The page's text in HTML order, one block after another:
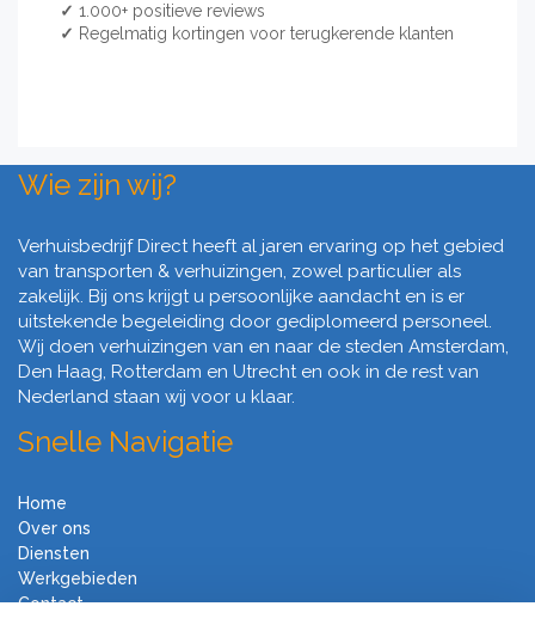
✓ 1.000+ positieve reviews
✓ Regelmatig kortingen voor terugkerende klanten
Wie zijn wij?
Verhuisbedrijf Direct heeft al jaren ervaring op het gebied
van transporten & verhuizingen, zowel particulier als
zakelijk. Bij ons krijgt u persoonlijke aandacht en is er
uitstekende begeleiding door gediplomeerd personeel.
Wij doen verhuizingen van en naar de steden Amsterdam,
Den Haag, Rotterdam en Utrecht en ook in de rest van
Nederland staan wij voor u klaar.
Snelle Navigatie
Home
Over ons
Diensten
Werkgebieden
Contact